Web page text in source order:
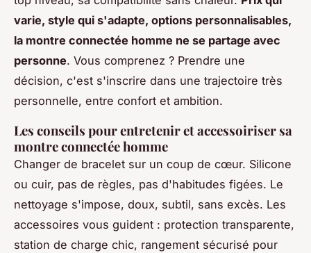
varie, style qui s'adapte, options personnalisables,
la montre connectée homme ne se partage avec
personne. Vous comprenez ? Prendre une
décision, c'est s'inscrire dans une trajectoire très
personnelle, entre confort et ambition.
Les conseils pour entretenir et accessoiriser sa
montre connectée homme
Changer de bracelet sur un coup de cœur. Silicone
ou cuir, pas de règles, pas d'habitudes figées. Le
nettoyage s'impose, doux, subtil, sans excès. Les
accessoires vous guident : protection transparente,
station de charge chic, rangement sécurisé pour